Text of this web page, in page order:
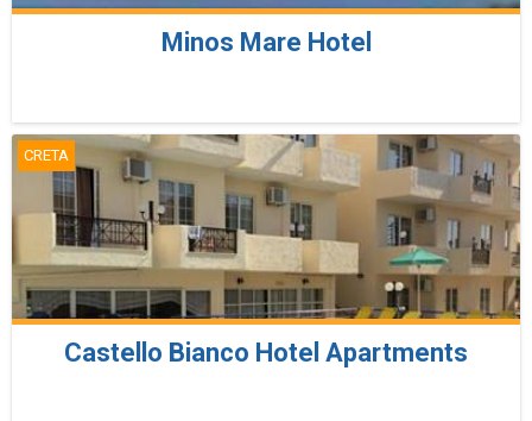
Minos Mare Hotel
CRETA
Castello Bianco Hotel Apartments